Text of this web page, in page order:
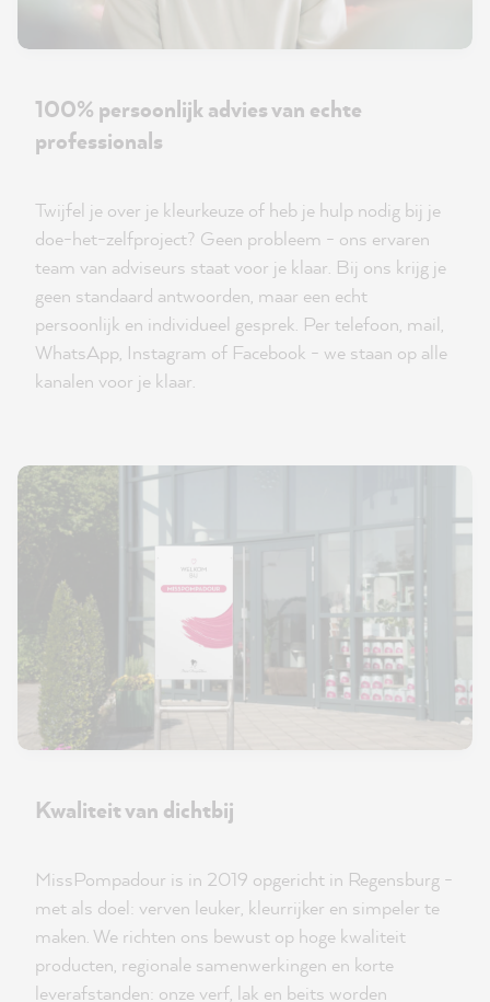
100% persoonlijk advies van echte
professionals
Twijfel je over je kleurkeuze of heb je hulp nodig bij je
doe-het-zelfproject? Geen probleem - ons ervaren
team van adviseurs staat voor je klaar. Bij ons krijg je
geen standaard antwoorden, maar een echt
persoonlijk en individueel gesprek. Per telefoon, mail,
WhatsApp, Instagram of Facebook - we staan op alle
kanalen voor je klaar.
Kwaliteit van dichtbij
MissPompadour is in 2019 opgericht in Regensburg -
met als doel: verven leuker, kleurrijker en simpeler te
maken. We richten ons bewust op hoge kwaliteit
producten, regionale samenwerkingen en korte
leverafstanden: onze verf, lak en beits worden